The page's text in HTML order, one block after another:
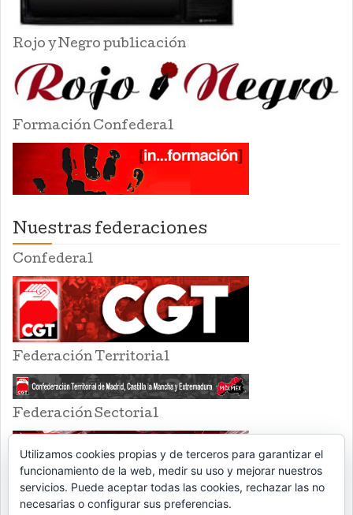
Rojo y Negro publicación
Formación Confederal
Nuestras federaciones
Confederal
Federación Territorial
Federación Sectorial
Utilizamos cookies propias y de terceros para garantizar el
funcionamiento de la web, medir su uso y mejorar nuestros
servicios. Puede aceptar todas las cookies, rechazar las no
necesarias o configurar sus preferencias.